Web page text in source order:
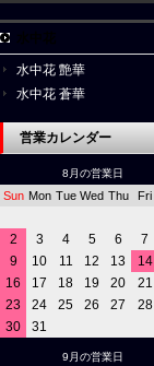
水中花 艶華
水中花 蒼華
営業カレンダー
8月の営業日
Sun Mon Tue Wed Thu Fri
2
3 4 5 6 7
9
10 11 12 13 14
16
17 18 19 20 21
23
24 25 26 27 28
30
31
9月の営業日